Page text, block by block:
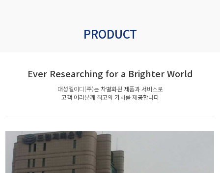
PRODUCT
Ever Researching for a Brighter World
대성엘이디(주)는 차별화된 제품과 서비스로
고객 여러분께 최고의 가치를 제공합니다